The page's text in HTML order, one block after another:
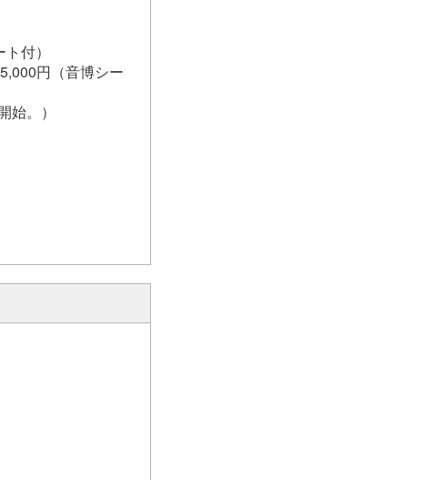
付）
円（音博シー
始。）